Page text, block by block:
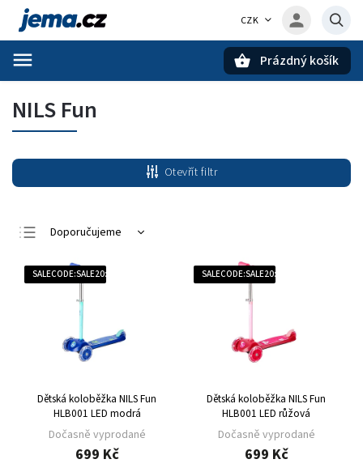
CZK
Prázdný košík
NILS Fun
Otevřít filtr
Doporučujeme
Nejlevnější
Nejdražší
Nejprodávanější
Abecedně
SALECODE:SALE20:20:%
Dětská koloběžka NILS Fun
HLB001 LED modrá
Dočasně vyprodané
699 Kč
SALECODE:SALE20:20:%
Dětská koloběžka NILS Fun
HLB001 LED růžová
Dočasně vyprodané
699 Kč